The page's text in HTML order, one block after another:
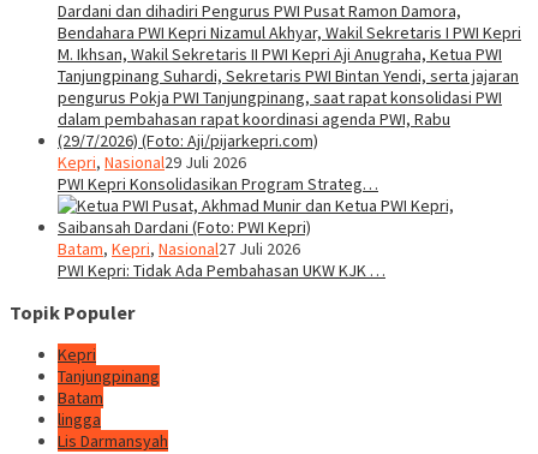
Kepri, Nasional29 Juli 2026
PWI Kepri Konsolidasikan Program Strateg…
Batam, Kepri, Nasional27 Juli 2026
PWI Kepri: Tidak Ada Pembahasan UKW KJK …
Topik Populer
Kepri
Tanjungpinang
Batam
lingga
Lis Darmansyah